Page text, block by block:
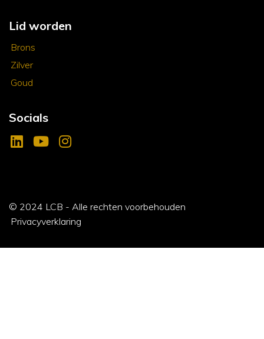
Lid worden
Brons
Zilver
Goud
Socials
© 2024 LCB - Alle rechten voorbehouden
Privacyverklaring